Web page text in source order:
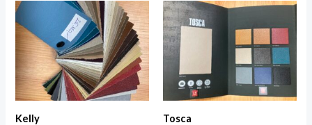
Kelly Tosca